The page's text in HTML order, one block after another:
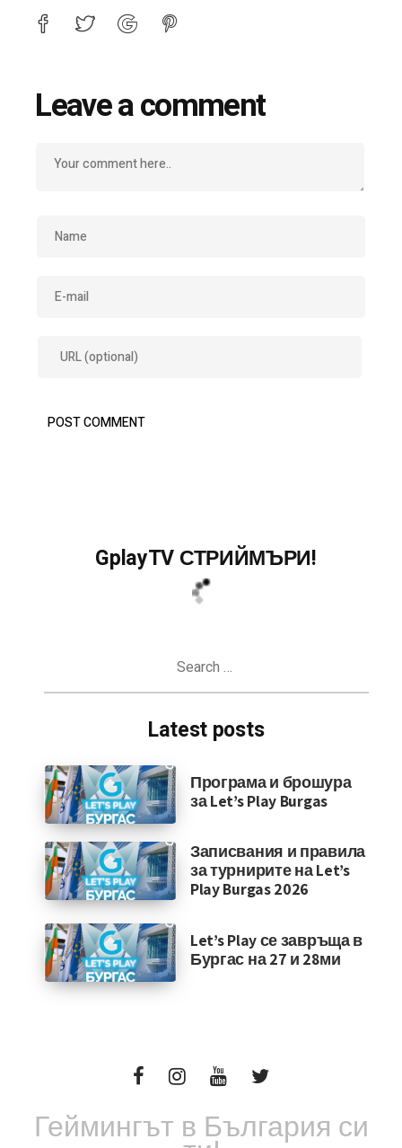
Leave a comment
GplayTV СТРИЙМЪРИ!
Latest posts
Програма и брошура
за Let’s Play Burgas
Записвания и правила
за турнирите на Let’s
Play Burgas 2026
Let’s Play се завръща в
Бургас на 27 и 28ми
Геймингът в България си